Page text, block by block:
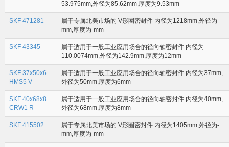
53.975mm,外径为85.62mm,厚度为9.53mm
SKF 471281
属于专属北美市场的 V形圈密封件 内径为1218mm,外径为-
mm,厚度为-mm
SKF 43345
属于适用于一般工业应用场合的径向轴密封件 内径为
110.0074mm,外径为142.9mm,厚度为12mm
SKF 37x50x6
HMS5 V
属于适用于一般工业应用场合的径向轴密封件 内径为37mm,
外径为50mm,厚度为6mm
SKF 40x68x8
CRW1 R
属于适用于一般工业应用场合的径向轴密封件 内径为40mm,
外径为68mm,厚度为8mm
SKF 415502
属于专属北美市场的 V形圈密封件 内径为1405mm,外径为-
mm,厚度为-mm